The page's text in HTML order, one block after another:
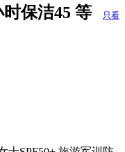
保洁45 等
只看